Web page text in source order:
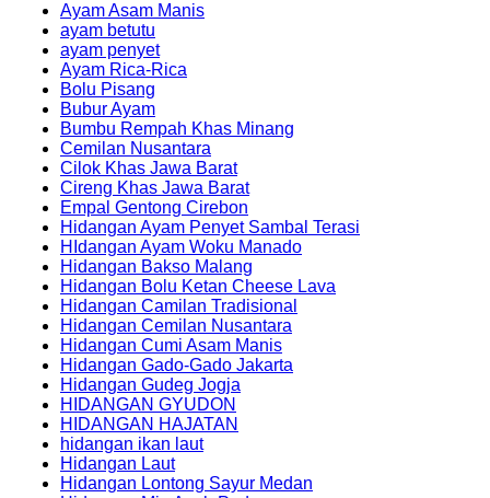
Ayam Asam Manis
ayam betutu
ayam penyet
Ayam Rica-Rica
Bolu Pisang
Bubur Ayam
Bumbu Rempah Khas Minang
Cemilan Nusantara
Cilok Khas Jawa Barat
Cireng Khas Jawa Barat
Empal Gentong Cirebon
Hidangan Ayam Penyet Sambal Terasi
HIdangan Ayam Woku Manado
Hidangan Bakso Malang
Hidangan Bolu Ketan Cheese Lava
Hidangan Camilan Tradisional
Hidangan Cemilan Nusantara
Hidangan Cumi Asam Manis
Hidangan Gado-Gado Jakarta
Hidangan Gudeg Jogja
HIDANGAN GYUDON
HIDANGAN HAJATAN
hidangan ikan laut
Hidangan Laut
Hidangan Lontong Sayur Medan